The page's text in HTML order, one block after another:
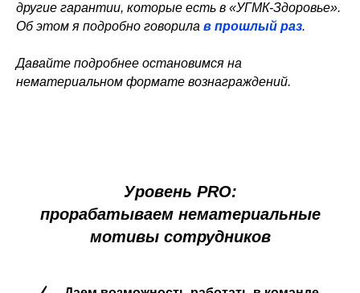
другие гарантии, которые есть в «УГМК-Здоровье».
Об этом я подробно говорила в прошлый раз.
Давайте подробнее остановимся на
нематериальном формате вознаграждений.
Уровень PRO:
прорабатываем нематериальные
мотивы сотрудников